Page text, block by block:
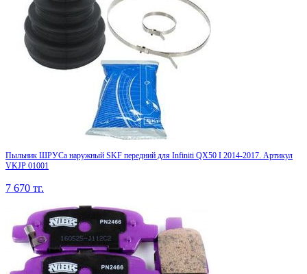
Пыльник ШРУСа наружный SKF передний для Infiniti QX50 I 2014-2017. Артикул
VKJP 01001
7 670 тг.